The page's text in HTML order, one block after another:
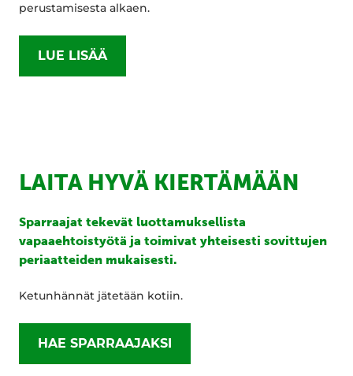
perustamisesta alkaen.
LUE LISÄÄ
LAITA HYVÄ KIERTÄMÄÄN
Sparraajat tekevät luottamuksellista
vapaaehtoistyötä ja toimivat yhteisesti sovittujen
periaatteiden mukaisesti.
Ketunhännät jätetään kotiin.
HAE SPARRAAJAKSI